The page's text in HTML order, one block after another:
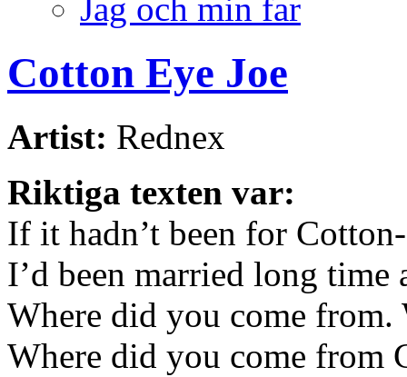
Jag och min far
Cotton Eye Joe
Artist: Rednex
Riktiga texten var:
If it hadn’t been for
I’d been married long time
Where did you come from.
Where did you come from